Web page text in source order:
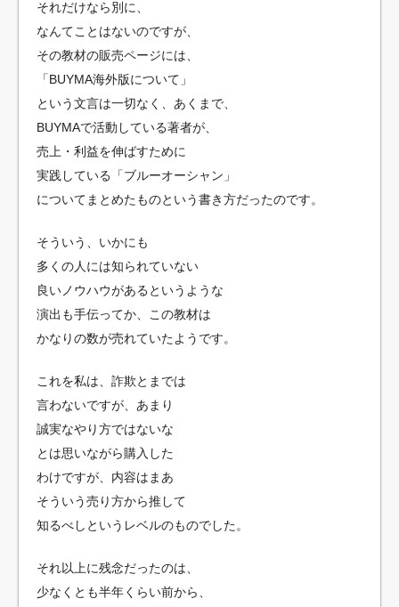
それだけなら別に、
なんてことはないのですが、
その教材の販売ページには、
「BUYMA海外版について」
という文言は一切なく、あくまで、
BUYMAで活動している著者が、
売上・利益を伸ばすために
実践している「ブルーオーシャン」
についてまとめたものという書き方だったのです。
そういう、いかにも
多くの人には知られていない
良いノウハウがあるというような
演出も手伝ってか、この教材は
かなりの数が売れていたようです。
これを私は、詐欺とまでは
言わないですが、あまり
誠実なやり方ではないな
とは思いながら購入した
わけですが、内容はまあ
そういう売り方から推して
知るべしというレベルのものでした。
それ以上に残念だったのは、
少なくとも半年くらい前から、